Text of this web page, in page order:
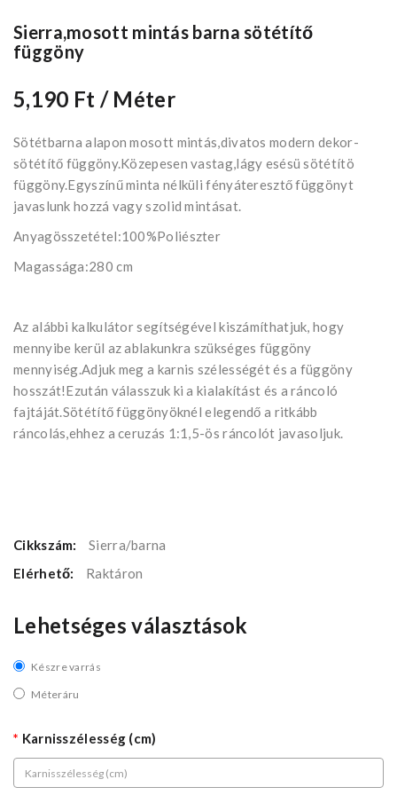
Sierra,mosott mintás barna sötétítő
függöny
5,190 Ft / Méter
Sötétbarna alapon mosott mintás,divatos modern dekor-
sötétítő függöny.Közepesen vastag,lágy esésü sötétítö
függöny.Egyszínű minta nélküli fényáteresztő függönyt
javaslunk hozzá vagy szolid mintásat.
Anyagösszetétel:100%Poliészter
Magassága:280 cm
Az alábbi kalkulátor segítségével kiszámíthatjuk, hogy
mennyibe kerül az ablakunkra szükséges függöny
mennyiség.Adjuk meg a karnis szélességét és a függöny
hosszát!Ezután válasszuk ki a kialakítást és a ráncoló
fajtáját.Sötétítő függönyöknél elegendő a ritkább
ráncolás,ehhez a ceruzás 1:1,5-ös ráncolót javasoljuk.
Cikkszám:
Sierra/barna
Elérhető:
Raktáron
Lehetséges választások
Készre varrás
Méteráru
Karnisszélesség (cm)